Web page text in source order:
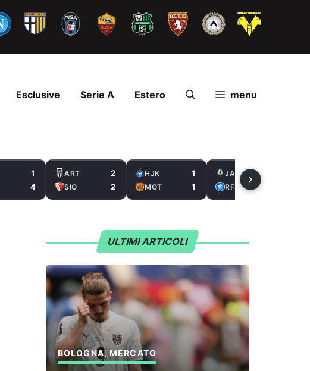
Esclusive Serie A Estero menu
1
4
ART 2
SIO 2
HJK 1
MOT 1
JAB
RFS
ULTIMI ARTICOLI
BOLOGNA,MERCATO